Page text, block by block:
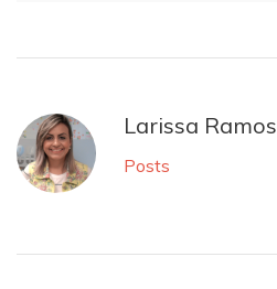
Larissa Ramos
Posts